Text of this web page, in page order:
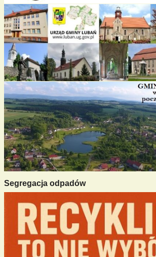
Segregacja odpadów